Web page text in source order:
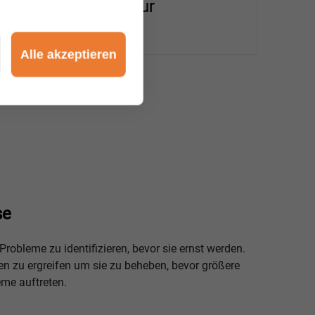
bei der Reparatur
zu identifizieren, bevor sie ernst werden.
zu ergreifen um sie zu beheben, bevor größere
auftreten.
Alle akzeptieren